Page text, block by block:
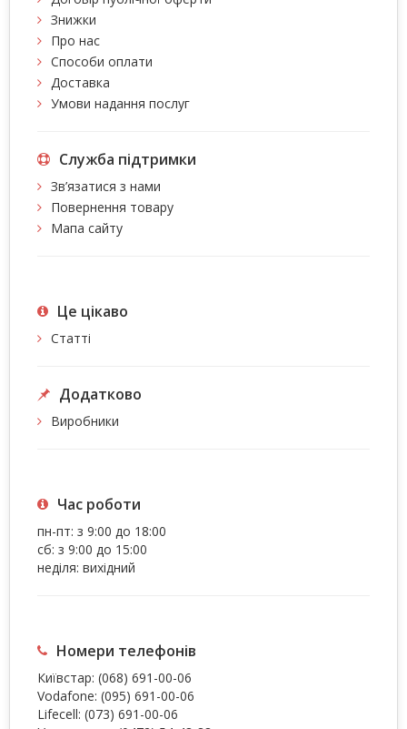
Знижки
Про нас
Способи оплати
Доставка
Умови надання послуг
Служба підтримки
Зв’язатися з нами
Повернення товару
Мапа сайту
Це цiкаво
Статті
Додатково
Виробники
Час роботи
пн-пт: з 9:00 до 18:00
сб: з 9:00 до 15:00
неділя: вихідний
Номери телефонів
Київстар: (068) 691-00-06
Vodafone: (095) 691-00-06
Lifecell: (073) 691-00-06